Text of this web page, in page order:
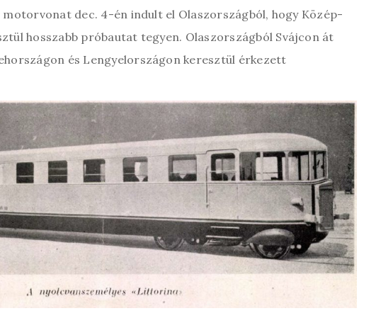
motorvonat dec. 4-én indult el Olaszországból, hogy Közép-
hosszabb próbautat tegyen. Olaszországból Svájcon át
és Lengyelországon keresztül érkezett